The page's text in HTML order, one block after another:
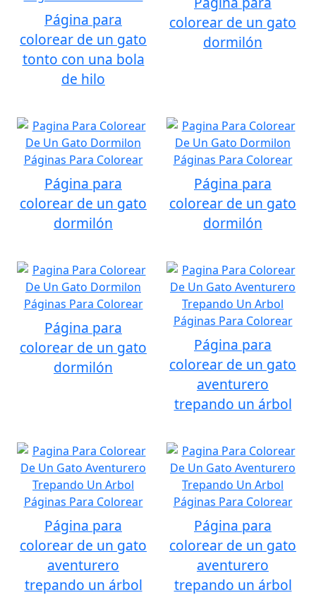
Página para
colorear de un gato
tonto con una bola
de hilo
colorear de un gato
dormilón
Página para
colorear de un gato
dormilón
Página para
colorear de un gato
dormilón
Página para
colorear de un gato
dormilón
Página para
colorear de un gato
aventurero
trepando un árbol
Página para
colorear de un gato
aventurero
trepando un árbol
Página para
colorear de un gato
aventurero
trepando un árbol